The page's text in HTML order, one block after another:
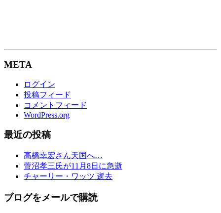
META
ログイン
投稿フィード
コメントフィード
WordPress.org
最近の投稿
高橋幸宏さん天国へ…
菅沼孝三氏が11月8日に急逝
チャーリー・ワッツ 逝去
ブログをメールで購読